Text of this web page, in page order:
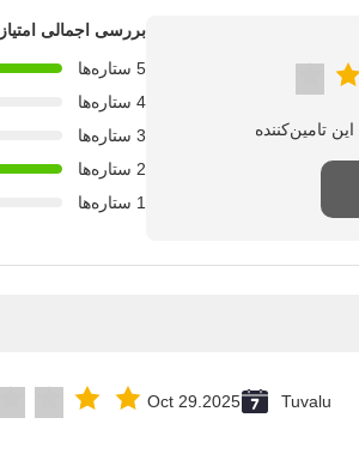
بررسی اجمالی امتیاز
5 ستاره‌ها
4 ستاره‌ها
3 ستاره‌ها
2 ستاره‌ها
1 ستاره‌ها
Tuvalu
Oct 29.2025